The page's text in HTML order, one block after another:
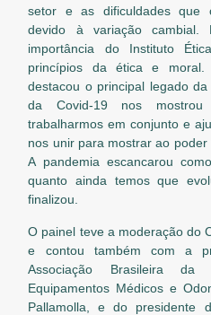
setor e as dificuldades que
devido à variação cambial.
importância do Instituto
princípios da ética e moral.
destacou o principal legado
da Covid-19 nos
trabalharmos em conjunto e
nos unir para mostrar ao poder
A pandemia escancarou
quanto ainda temos que
finalizou.
O painel teve a moderação do
e contou também com a
Associação Brasileira
Equipamentos Médicos e
Pallamolla, e do presidente